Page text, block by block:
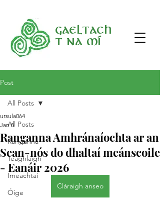
Gaeltach
t na Mí
Post
All Posts
Ranganna
Teaghlaigh
Imeachtaí
Óige
All Posts
Ranganna Amhránaíochta ar an
Sean-nós do dhaltaí meánscoile
- Eanáir 2026
ursula064
Jan 8
Cláraigh anseo